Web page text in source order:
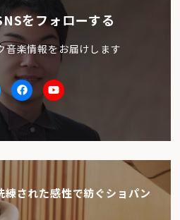
をフォローする
音楽情報をお届けします
facebookYoutube
練された感性で紡ぐショパン